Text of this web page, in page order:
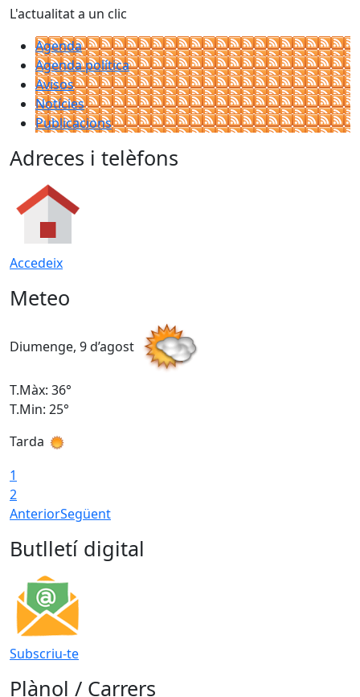
L'actualitat a un clic
Agenda
Agenda política
Avisos
Notícies
Publicacions
Adreces i telèfons
Accedeix
Meteo
Diumenge, 9 d’agost
T.Màx: 36°
T.Min: 25°
Tarda
1
2
AnteriorSegüent
Butlletí digital
Subscriu-te
Plànol / Carrers